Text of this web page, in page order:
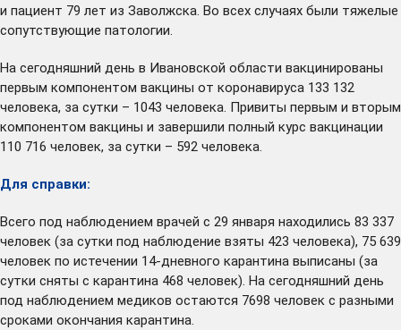
и пациент 79 лет из Заволжска. Во всех случаях были тяжелые
сопутствующие патологии.
На сегодняшний день в Ивановской области вакцинированы
первым компонентом вакцины от коронавируса 133 132
человека, за сутки – 1043 человека. Привиты первым и вторым
компонентом вакцины и завершили полный курс вакцинации
110 716 человек, за сутки – 592 человека.
Для справки:
Всего под наблюдением врачей с 29 января находились 83 337
человек (за сутки под наблюдение взяты 423 человека), 75 639
человек по истечении 14-дневного карантина выписаны (за
сутки сняты с карантина 468 человек). На сегодняшний день
под наблюдением медиков остаются 7698 человек с разными
сроками окончания карантина.